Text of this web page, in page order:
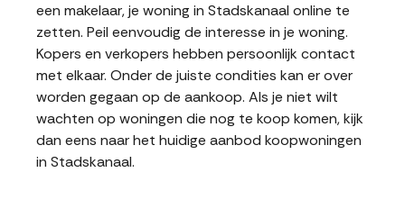
een makelaar, je woning in Stadskanaal online te
zetten. Peil eenvoudig de interesse in je woning.
Kopers en verkopers hebben persoonlijk contact
met elkaar. Onder de juiste condities kan er over
worden gegaan op de aankoop. Als je niet wilt
wachten op woningen die nog te koop komen, kijk
dan eens naar het huidige aanbod koopwoningen
in Stadskanaal.